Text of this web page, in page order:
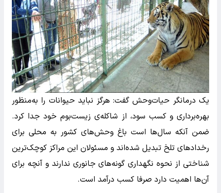
یک درمانگر حیات‌وحش گفت: هرگز نباید حیوانات را به‌منظور
بهره‌برداری و کسب سود، از شاکله‌ی زیست‌بوم خود جدا کرد.
ضمن آنکه سال‌ها است باغ‌ وحش‌های کشور به محلی برای
رخداد‌های تلخ تبدیل شده‌اند و مسئولان این مراکز کوچک‌ترین
شناختی از نحوه نگهداری گونه‌های جانوری ندارند و آنچه برای
آن‌ها اهمیت دارد صرفا کسب درآمد است.